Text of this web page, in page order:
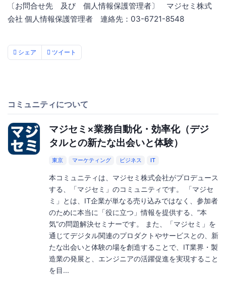
〔お問合せ先 及び 個人情報保護管理者〕 マジセミ株式
会社 個人情報保護管理者 連絡先：03-6721-8548
シェア ツイート
コミュニティについて
マジセミ×業務自動化・効率化（デジ
タルとの新たな出会いと体験）
東京 マーケティング ビジネス IT
本コミュニティは、マジセミ株式会社がプロデュース
する、「マジセミ」のコミュニティです。 「マジセ
ミ」とは、IT企業が単なる売り込みではなく、参加者
のために本当に「役に立つ」情報を提供する、”本
気”の問題解決セミナーです。 また、「マジセミ」を
通じてデジタル関連のプロダクトやサービスとの、新
たな出会いと体験の場を創造することで、IT業界・製
造業の発展と、エンジニアの活躍促進を実現すること
を目...